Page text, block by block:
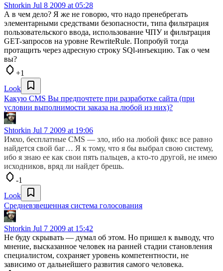
Shtorkin Jul 8 2009 at 05:28
А в чем дело? Я же не говорю, что надо пренебрегать
элементарными средствами безопасности, типа фильтрация
пользовательского ввода, использование ЧПУ и фильтрация
GET-запросов на уровне RewriteRule. Попробуй тогда
протащить через адресную строку SQl-инъекцию. Так о чем
вы?
+1
Look
Какую CMS Вы предпочтете при разработке сайта (при
условии выполнимости заказа на любой из них)?
Shtorkin Jul 7 2009 at 19:06
Имхо, бесплатные CMS — зло, ибо на любой фикс все равно
найдется свой баг… Я к тому, что я бы выбрал свою систему,
ибо я знаю ее как свои пять пальцев, а кто-то другой, не имею
исходников, вряд ли найдет брешь.
-1
Look
Средневзвешенная система голосования
Shtorkin Jul 7 2009 at 15:42
Не буду скрывать — думал об этом. Но пришел к выводу, что
мнение, высказанное человек на ранней стадии становления
специалистом, сохраняет уровень компетентности, не
зависимо от дальнейшего развития самого человека.